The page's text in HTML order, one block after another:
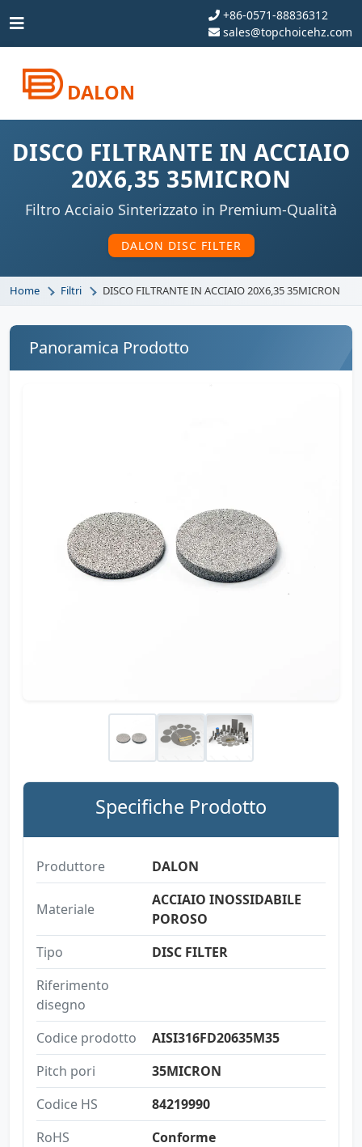
+86-0571-88836312
sales@topchoicehz.com
DALON
DISCO FILTRANTE IN ACCIAIO
20X6,35 35MICRON
Filtro Acciaio Sinterizzato in Premium-Qualità
DALON DISC FILTER
Home Filtri DISCO FILTRANTE IN ACCIAIO 20X6,35 35MICRON
Panoramica Prodotto
Specifiche Prodotto
Produttore DALON
Materiale
ACCIAIO INOSSIDABILE
POROSO
Tipo
DISC FILTER
Riferimento
disegno
Codice prodotto
AISI316FD20635M35
Pitch pori
35MICRON
Codice HS
84219990
RoHS
Conforme